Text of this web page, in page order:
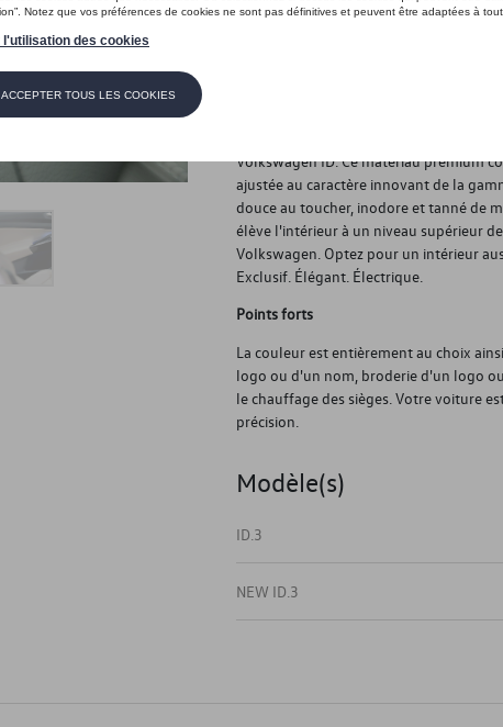
Introduction
Découvrez la pure sophistication avec
Volkswagen ID. Ce matériau premium
ajustée au caractère innovant de la
douce au toucher, inodore et tanné de
élève l'intérieur à un niveau supérieur
Volkswagen. Optez pour un intérieur
Exclusif. Élégant. Électrique.
Points forts
La couleur est entièrement au choix
logo ou d'un nom, broderie d'un logo
le chauffage des sièges. Votre voiture
précision.
Modèle(s)
ID.3
NEW ID.3